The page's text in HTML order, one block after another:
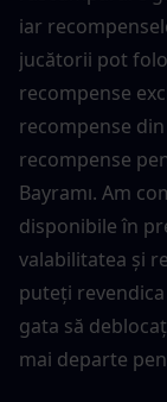
iar
jucătorii pot
recompense
recompense
recompense
Bayramı. Am
disponibile în
valabilitatea și
puteți
gata să
mai departe